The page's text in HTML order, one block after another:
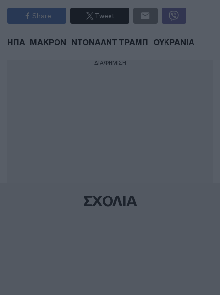
Share Tweet
ΗΠΑ ΜΑΚΡΟΝ ΝΤΟΝΑΛΝΤ ΤΡΑΜΠ ΟΥΚΡΑΝΙΑ
ΔΙΑΦΗΜΙΣΗ
ΣΧΟΛΙΑ